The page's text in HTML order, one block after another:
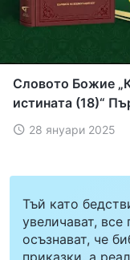
Словото Божие
истината (18)“
28 януари 2025
Тъй като
увеличават, все
осъзнават, че
приказки, а